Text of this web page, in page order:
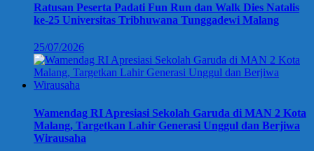
Ratusan Peserta Padati Fun Run dan Walk Dies Natalis
ke-25 Universitas Tribhuwana Tunggadewi Malang
25/07/2026
Wamendag RI Apresiasi Sekolah Garuda di MAN 2 Kota
Malang, Targetkan Lahir Generasi Unggul dan Berjiwa
Wirausaha